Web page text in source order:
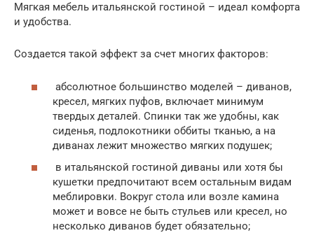
Мягкая мебель итальянской гостиной – идеал комфорта
и удобства.
Создается такой эффект за счет многих факторов:
абсолютное большинство моделей – диванов,
кресел, мягких пуфов, включает минимум
твердых деталей. Спинки так же удобны, как
сиденья, подлокотники оббиты тканью, а на
диванах лежит множество мягких подушек;
в итальянской гостиной диваны или хотя бы
кушетки предпочитают всем остальным видам
меблировки. Вокруг стола или возле камина
может и вовсе не быть стульев или кресел, но
несколько диванов будет обязательно;